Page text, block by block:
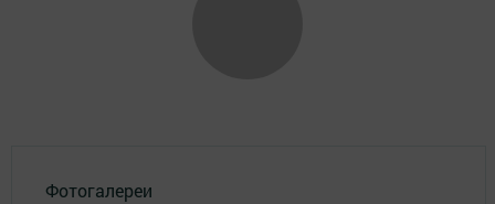
Фотогалереи